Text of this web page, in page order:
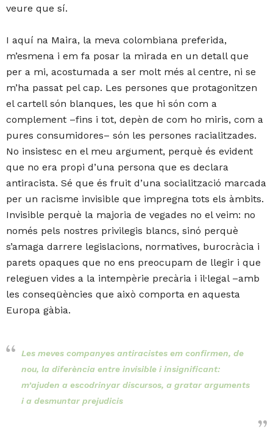
veure que sí.
I aquí na Maira, la meva colombiana preferida,
m’esmena i em fa posar la mirada en un detall que
per a mi, acostumada a ser molt més al centre, ni se
m’ha passat pel cap. Les persones que protagonitzen
el cartell són blanques, les que hi són com a
complement –fins i tot, depèn de com ho miris, com a
pures consumidores– són les persones racialitzades.
No insistesc en el meu argument, perquè és evident
que no era propi d’una persona que es declara
antiracista. Sé que és fruit d’una socialització marcada
per un racisme invisible que impregna tots els àmbits.
Invisible perquè la majoria de vegades no el veim: no
només pels nostres privilegis blancs, sinó perquè
s’amaga darrere legislacions, normatives, burocràcia i
parets opaques que no ens preocupam de llegir i que
releguen vides a la intempèrie precària i il·legal –amb
les conseqüències que això comporta en aquesta
Europa gàbia.
Les meves companyes antiracistes em confirmen, de
nou, la diferència entre invisible i insignificant:
m’ajuden a escodrinyar discursos, a gratar arguments
i a desmuntar prejudicis